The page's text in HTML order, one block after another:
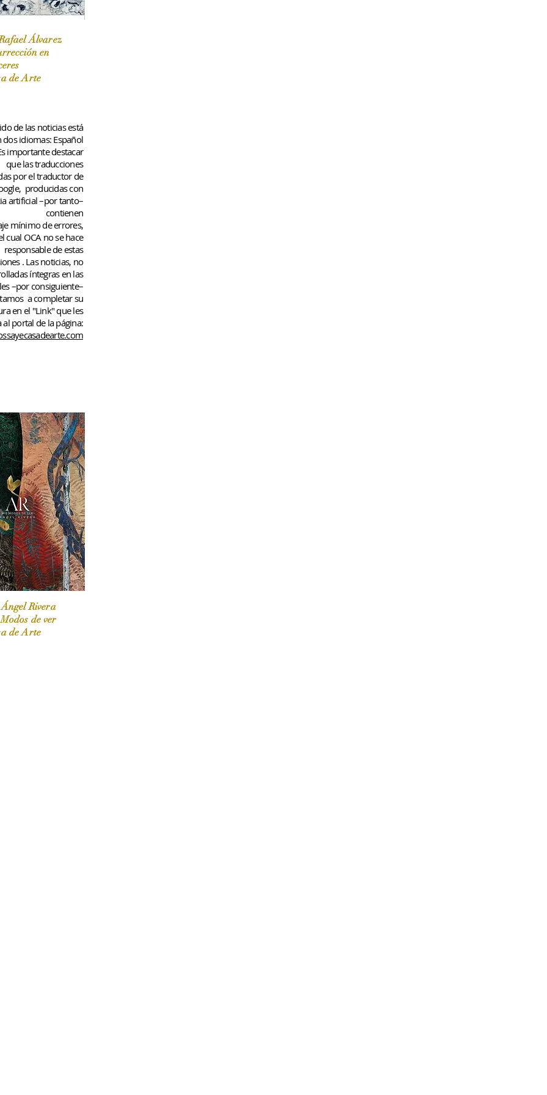
Rivera
de ver
de Arte
de las noticias está
dos idiomas: Español
importante destacar
que las traducciones
por el traductor de
producidas con
artificial –por tanto–
contienen
mínimode errores,
cual OCA no se hace
responsable de estas
. Las noticias, no
íntegras en las
–por consiguiente–
a completar su
en el "Link" que les
portal de la página:
/ Marzo-Abril / 2024
Álvarez
en
de Arte